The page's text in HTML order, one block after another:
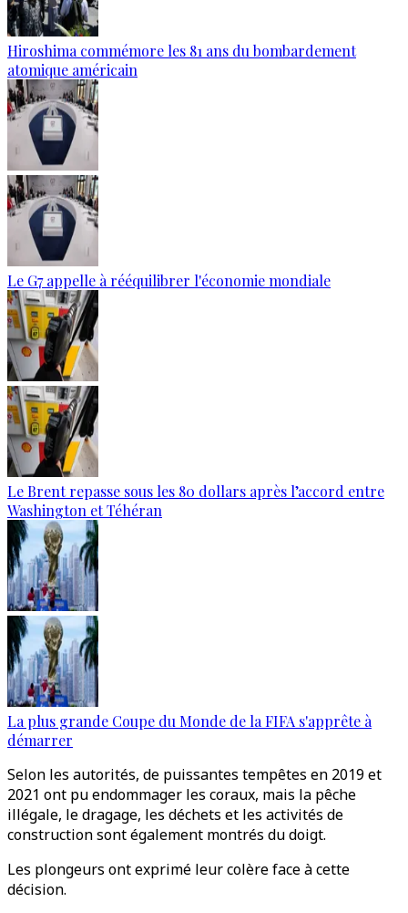
Hiroshima commémore les 81 ans du bombardement
atomique américain
Le G7 appelle à rééquilibrer l'économie mondiale
Le Brent repasse sous les 80 dollars après l’accord entre
Washington et Téhéran
La plus grande Coupe du Monde de la FIFA s'apprête à
démarrer
Selon les autorités, de puissantes tempêtes en 2019 et
2021 ont pu endommager les coraux, mais la pêche
illégale, le dragage, les déchets et les activités de
construction sont également montrés du doigt.
Les plongeurs ont exprimé leur colère face à cette
décision.